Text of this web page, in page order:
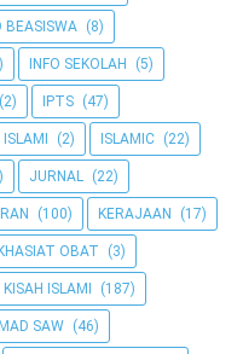
BEASISWA (8)
INFO SEKOLAH (5)
(2) IPTS (47)
ISLAMI (2) ISLAMIC (22)
JURNAL (22)
(100) KERAJAAN (17)
KHASIAT OBAT (3)
KISAH ISLAMI (187)
SAW (46)